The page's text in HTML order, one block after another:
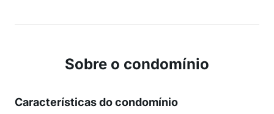
Sobre o condomínio
Características do condomínio